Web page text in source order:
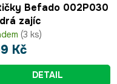
Befado 002P030
zajíc
(3 ks)
Kč
DETAIL